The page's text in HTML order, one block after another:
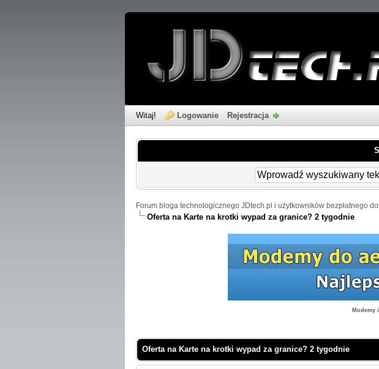
Witaj! Logowanie Rejestracja
Forum bloga technologicznego JDtech.pl i użytkowników bezpłatnego
Oferta na Karte na krotki wypad za granice? 2 tygodnie
Modemy
Oferta na Karte na krotki wypad za granice? 2 tygodnie